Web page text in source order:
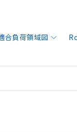
合負荷領域図